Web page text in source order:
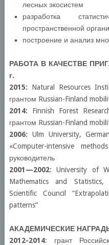
лесных экосистем
разработка
пространственной
построение и анализ
РАБОТА В КАЧЕСТВЕ
г.
2015: Natural Resources
грантом Russian-Finland
2014: Finnish Forest
грантом Russian-Finland
2006: Ulm University,
«Computer-intensive
руководитель
2001 —2002: University of
Mathematics and
Scientific Council
patterns”
АКАДЕМИЧЕСКИЕ
2012-2014: грант